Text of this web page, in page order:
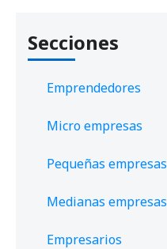
Secciones
Emprendedores
Micro empresas
Pequeñas empresas
Medianas empresas
Empresarios